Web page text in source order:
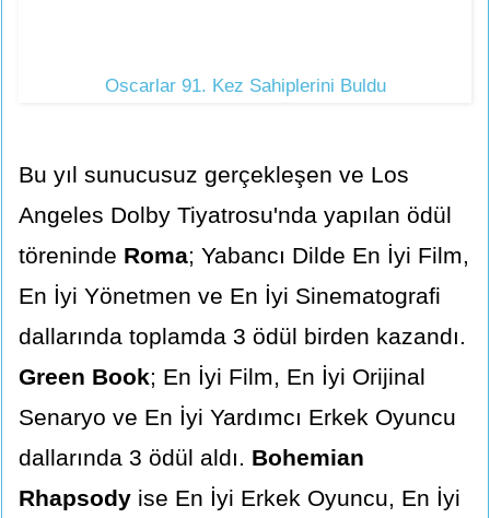
Oscarlar 91. Kez Sahiplerini Buldu
Bu yıl sunucusuz gerçekleşen ve Los
Angeles Dolby Tiyatrosu'nda yapılan ödül
töreninde Roma; Yabancı Dilde En İyi Film,
En İyi Yönetmen ve En İyi Sinematografi
dallarında toplamda 3 ödül birden kazandı.
Green Book; En İyi Film, En İyi Orijinal
Senaryo ve En İyi Yardımcı Erkek Oyuncu
dallarında 3 ödül aldı. Bohemian
Rhapsody ise En İyi Erkek Oyuncu, En İyi